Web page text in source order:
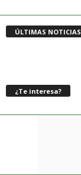
ÚLTIMAS NOTICIAS
¿Te interesa?